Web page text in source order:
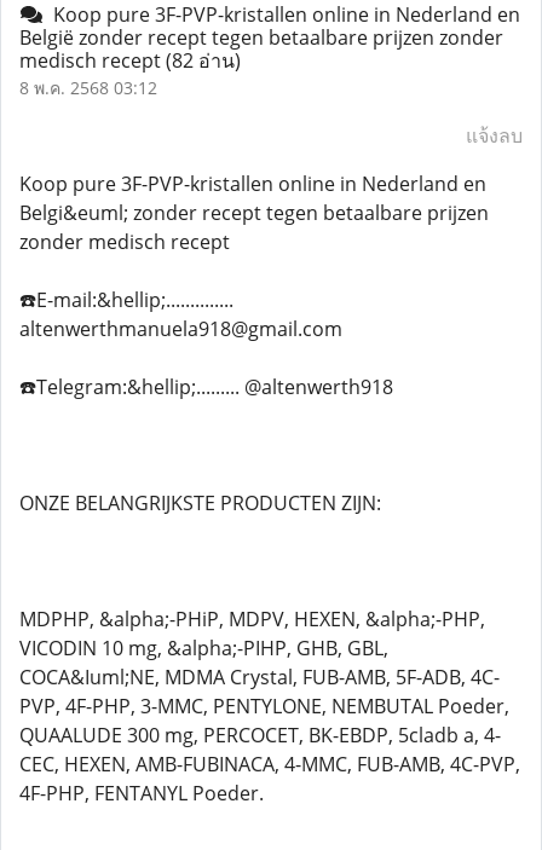
Koop pure 3F-PVP-kristallen online in Nederland en
België zonder recept tegen betaalbare prijzen zonder
medisch recept(82 อ่าน)
8 พ.ค. 2568 03:12
แจ้งลบ
Koop pure 3F-PVP-kristallen online in Nederland en
Belgi&euml; zonder recept tegen betaalbare prijzen
zonder medisch recept
☎️E-mail:&hellip;..............
altenwerthmanuela918@gmail.com
☎️Telegram:&hellip;......... @altenwerth918
ONZE BELANGRIJKSTE PRODUCTEN ZIJN:
MDPHP, &alpha;-PHiP, MDPV, HEXEN, &alpha;-PHP,
VICODIN 10 mg, &alpha;-PIHP, GHB, GBL,
COCA&Iuml;NE, MDMA Crystal, FUB-AMB, 5F-ADB, 4C-
PVP, 4F-PHP, 3-MMC, PENTYLONE, NEMBUTAL Poeder,
QUAALUDE 300 mg, PERCOCET, BK-EBDP, 5cladb a, 4-
CEC, HEXEN, AMB-FUBINACA, 4-MMC, FUB-AMB, 4C-PVP,
4F-PHP, FENTANYL Poeder.